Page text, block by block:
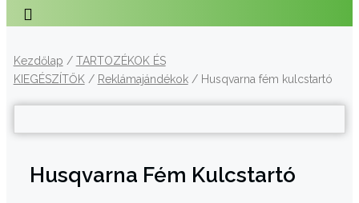
Kezdőlap / TARTOZÉKOK ÉS
KIEGÉSZÍTŐK / Reklámajándékok/ Husqvarna fém kulcstartó
Husqvarna Fém Kulcstartó